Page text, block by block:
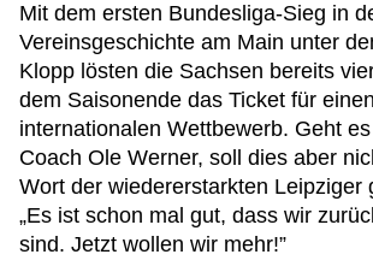
Mit dem ersten Bundesliga-Sieg in
Vereinsgeschichte am Main unter
Klopp lösten die Sachsen bereits
dem Saisonende das Ticket für einen
internationalen Wettbewerb. Geht
Coach Ole Werner, soll dies aber
Wort der wiedererstarkten Leipziger
„Es ist schon mal gut, dass wir
sind. Jetzt wollen wir mehr!”